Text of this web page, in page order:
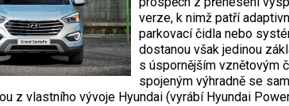
verze, k nimž patří
parkovací čidla nebo
dostanou však jedinou
s úspornějším vznětovým
spojeným výhradně se
z vlastního vývoje Hyundai (vyrábí Hyundai